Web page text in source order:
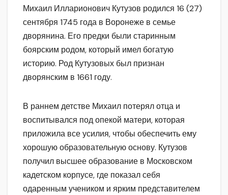
Михаил Илларионович Кутузов родился 16 (27)
сентября 1745 года в Воронеже в семье
дворянина. Его предки были старинным
боярским родом, который имел богатую
историю. Род Кутузовых был признан
дворянским в 1661 году.
В раннем детстве Михаил потерял отца и
воспитывался под опекой матери, которая
приложила все усилия, чтобы обеспечить ему
хорошую образовательную основу. Кутузов
получил высшее образование в Московском
кадетском корпусе, где показал себя
одаренным учеником и ярким представителем